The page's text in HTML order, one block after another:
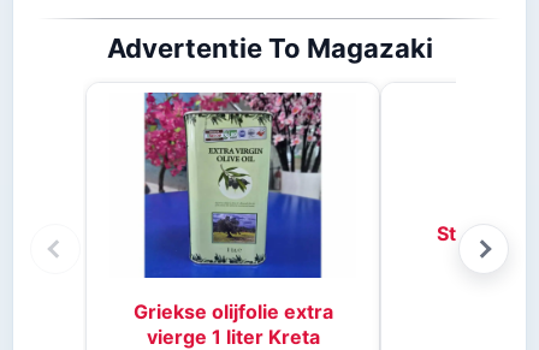
Advertentie To Magazaki
Griekse olijfolie extra
vierge 1 liter Kreta
Stifado